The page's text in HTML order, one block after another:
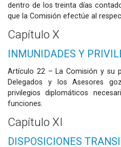
dentro de los treinta días
que la Comisión efectúe al
Capítulo X
INMUNIDADES Y
Artículo 22 – La Comisión y su
Delegados y los Asesores
privilegios diplomáticos
funciones.
Capítulo XI
DISPOSICIONES